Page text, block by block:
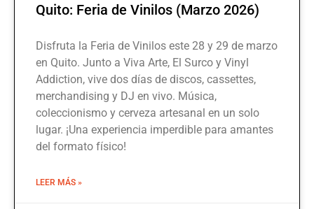
Quito: Feria de Vinilos (Marzo 2026)
Disfruta la Feria de Vinilos este 28 y 29 de marzo
en Quito. Junto a Viva Arte, El Surco y Vinyl
Addiction, vive dos días de discos, cassettes,
merchandising y DJ en vivo. Música,
coleccionismo y cerveza artesanal en un solo
lugar. ¡Una experiencia imperdible para amantes
del formato físico!
LEER MÁS »